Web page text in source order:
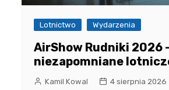
Lotnictwo Wydarzenia
AirShow Rudniki 2026
niezapomniane
Kamil Kowal 4 sierpnia 2026